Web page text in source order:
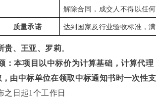
解除合同，成交人不得以任
质量承诺 达到国家及行业验收标准，
贵、王亚、罗莉。
：本项目以中标价为计算基础，计算代理
，由中标单位在领取中标通知书时一次性
之日起1 个工作日